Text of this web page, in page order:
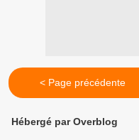
< Page précédente
Hébergé par Overblog